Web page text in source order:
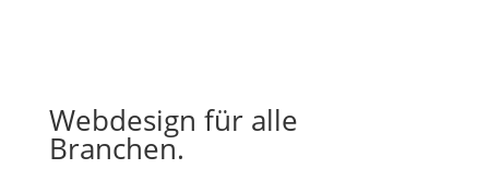
Webdesign für alle
Branchen.